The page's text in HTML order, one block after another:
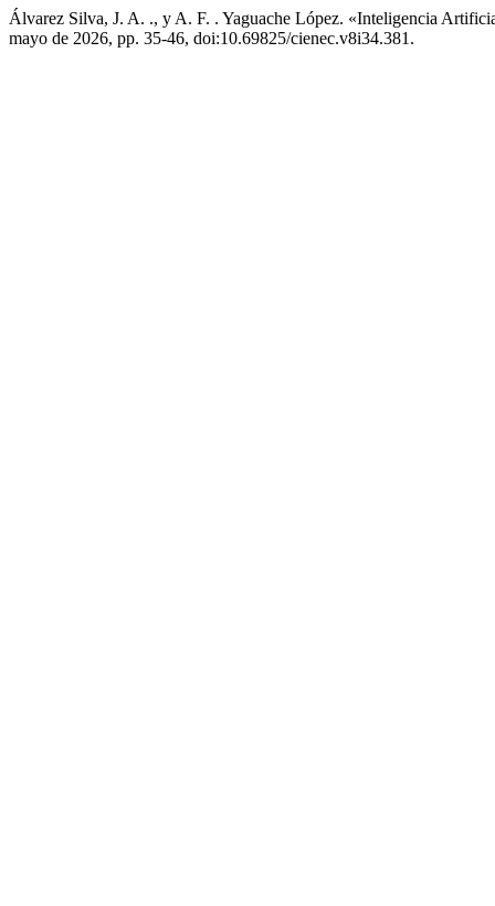
Álvarez Silva, J. A. ., y A. F. . Yaguache López. «Inteligencia
mayo de 2026, pp. 35-46, doi:10.69825/cienec.v8i34.381.